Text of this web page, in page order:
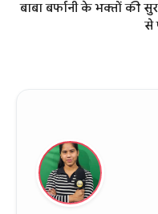
बाबा बर्फानी के भक्तों की
से